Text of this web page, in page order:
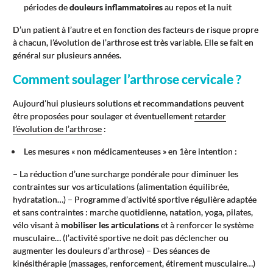
périodes dedouleurs inflammatoiresau repos et la nuit
D’un patient à l’autre et en fonction des facteurs de risque propre
à chacun, l’évolution de l’arthrose est très variable. Elle se fait en
général sur plusieurs années.
Comment soulager l’arthrose cervicale ?
Aujourd’hui plusieurs solutions et recommandations peuvent
être proposées pour soulager et éventuellement retarder
l’évolution de l’arthrose :
Les mesures « non médicamenteuses » en 1ère intention :
– La réduction d’une surcharge pondérale pour diminuer les
contraintes sur vos articulations (alimentation équilibrée,
hydratation…) – Programme d’activité sportive régulière adaptée
et sans contraintes : marche quotidienne, natation, yoga, pilates,
vélo visant àmobiliser les articulationset à renforcer le système
musculaire… (l’activité sportive ne doit pas déclencher ou
augmenter les douleurs d’arthrose) – Des séances de
kinésithérapie (massages, renforcement, étirement musculaire…)